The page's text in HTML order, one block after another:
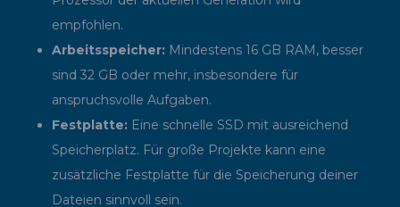
empfohlen.
Arbeitsspeicher: Mindestens 16 GB RAM, besser
sind 32 GB oder mehr, insbesondere für
anspruchsvolle Aufgaben.
Festplatte: Eine schnelle SSD mit ausreichend
Speicherplatz. Für große Projekte kann eine
zusätzliche Festplatte für die Speicherung deiner
Dateien sinnvoll sein.